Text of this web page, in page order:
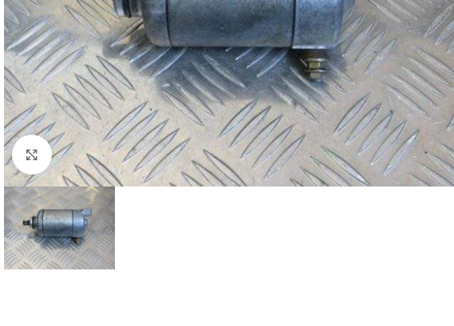
Click to enlarge